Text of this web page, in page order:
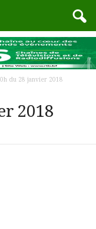
du 28 janvier 2018
2018